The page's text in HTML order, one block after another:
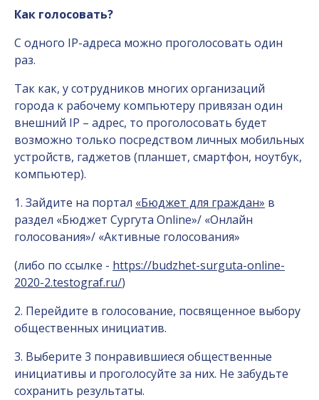
Как голосовать?
С одного IP-адреса можно проголосовать один
раз.
Так как, у сотрудников многих организаций
города к рабочему компьютеру привязан один
внешний IP – адрес, то проголосовать будет
возможно только посредством личных мобильных
устройств, гаджетов (планшет, смартфон, ноутбук,
компьютер).
1. Зайдите на портал «Бюджет для граждан» в
раздел «Бюджет Сургута Online»/ «Онлайн
голосования»/ «Активные голосования»
(либо по ссылке - https://budzhet-surguta-online-
2020-2.testograf.ru/)
2. Перейдите в голосование, посвященное выбору
общественных инициатив.
3. Выберите 3 понравившиеся общественные
инициативы и проголосуйте за них. Не забудьте
сохранить результаты.